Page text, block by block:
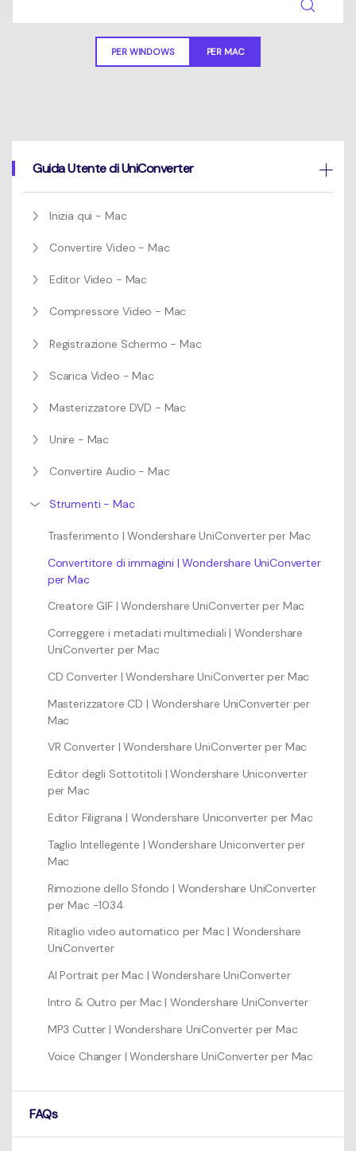
Mac Utenti
Informazioni di più
PER WINDOWS PER MAC
Guida Utente di UniConverter
Inizia qui - Mac
Convertire Video - Mac
Editor Video - Mac
Compressore Video - Mac
Registrazione Schermo - Mac
Scarica Video - Mac
Masterizzatore DVD - Mac
Unire - Mac
Convertire Audio - Mac
Strumenti - Mac
Trasferimento | Wondershare UniConverter per Mac
Convertitore di immagini | Wondershare UniConverter
per Mac
Creatore GIF | Wondershare UniConverter per Mac
Correggere i metadati multimediali | Wondershare
UniConverter per Mac
CD Converter | Wondershare UniConverter per Mac
Masterizzatore CD | Wondershare UniConverter per
Mac
VR Converter | Wondershare UniConverter per Mac
Editor degli Sottotitoli | Wondershare Uniconverter
per Mac
Editor Filigrana | Wondershare Uniconverter per Mac
Taglio Intellegente | Wondershare Uniconverter per
Mac
Rimozione dello Sfondo | Wondershare UniConverter
per Mac -1034
Ritaglio video automatico per Mac | Wondershare
UniConverter
AI Portrait per Mac | Wondershare UniConverter
Intro & Outro per Mac | Wondershare UniConverter
MP3 Cutter | Wondershare UniConverter per Mac
Voice Changer | Wondershare UniConverter per Mac
FAQs